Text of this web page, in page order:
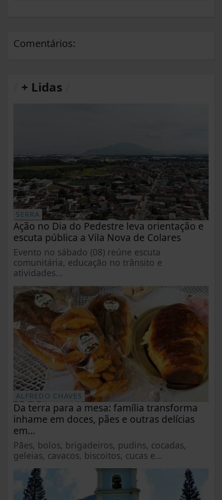
Comentários:
+ Lidas
SERRA
Ação no Dia do Pedestre leva orientação e
escuta pública a Vila Nova de Colares
Evento no sábado (08) reúne escuta
comunitária, educação no trânsito e
atividades...
ALFREDO CHAVES
Da terra para a mesa: família transforma
inhame em doces, pães e outras delícias
em...
Pães, bolos, brigadeiros, pudins, cocadas,
geleias, cavacos, biscoitos, cucas e...